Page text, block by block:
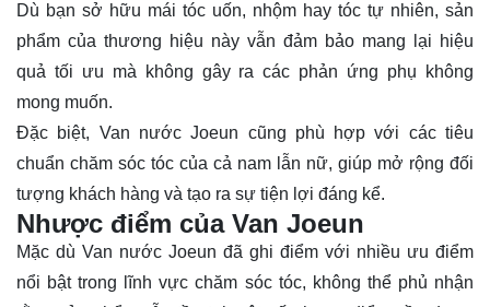
Dù bạn sở hữu mái tóc uốn, nhộm hay tóc tự nhiên, sản
phẩm của thương hiệu này vẫn đảm bảo mang lại hiệu
quả tối ưu mà không gây ra các phản ứng phụ không
mong muốn.
Đặc biệt, Van nước Joeun cũng phù hợp với các tiêu
chuẩn chăm sóc tóc của cả nam lẫn nữ, giúp mở rộng đối
tượng khách hàng và tạo ra sự tiện lợi đáng kể.
Nhược điểm của Van Joeun
Mặc dù Van nước Joeun đã ghi điểm với nhiều ưu điểm
nổi bật trong lĩnh vực chăm sóc tóc, không thể phủ nhận